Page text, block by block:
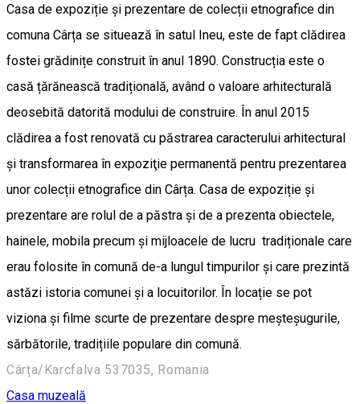
Casa de expoziție și prezentare de colecții etnografice din
comuna Cârța se situează în satul Ineu, este de fapt clădirea
fostei grădinițe construit în anul 1890. Construcția este o
casă țărănească tradițională, având o valoare arhitecturală
deosebită datorită modului de construire. În anul 2015
clădirea a fost renovată cu păstrarea caracterului arhitectural
și transformarea în expoziţie permanentă pentru prezentarea
unor colecții etnografice din Cârța. Casa de expoziție și
prezentare are rolul de a păstra și de a prezenta obiectele,
hainele, mobila precum și mijloacele de lucru tradiționale care
erau folosite în comună de-a lungul timpurilor și care prezintă
astăzi istoria comunei și a locuitorilor. În locație se pot
viziona și filme scurte de prezentare despre meșteșugurile,
sărbătorile, tradițiile populare din comună.
Cârța/Karcfalva 537035, Romania
Casa muzeală